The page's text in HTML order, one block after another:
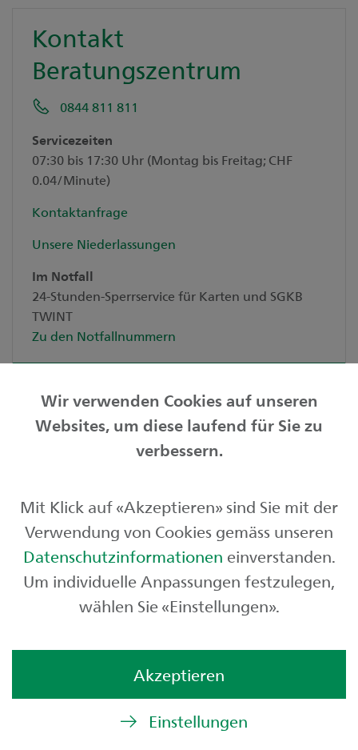
Kontakt
Beratungszentrum
0844 811 811
Servicezeiten
07:30 bis 17:30 Uhr (Montag bis Freitag; CHF
0.04/Minute)
Kontaktanfrage
Unsere Niederlassungen
Im Notfall
24-Stunden-Sperrservice für Karten und SGKB
TWINT
Zu den Notfallnummern
Privatkunden
Börse und Märkte
Über uns
© St.Galler Kantonalbank AG
Wir verwenden Cookies auf unseren
Websites, um diese laufend für Sie zu
verbessern.
Mit Klick auf «Akzeptieren» sind Sie mit der
Verwendung von Cookies gemäss unseren
Datenschutzinformationen einverstanden.
Um individuelle Anpassungen festzulegen,
wählen Sie «Einstellungen».
Akzeptieren
Einstellungen